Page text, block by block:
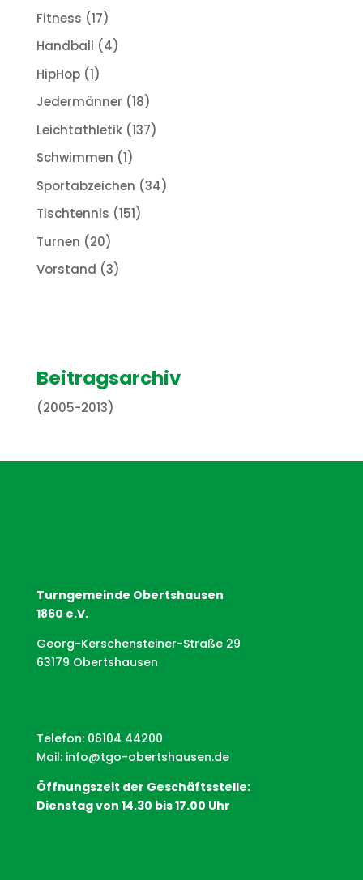
Fitness (17)
Handball (4)
HipHop(1)
Jedermänner (18)
Leichtathletik(137)
Schwimmen (1)
Sportabzeichen (34)
Tischtennis (151)
Turnen (20)
Vorstand (3)
Beitragsarchiv
(2005-2013)
Turngemeinde Obertshausen
1860 e.V.
Georg-Kerschensteiner-Straße 29
63179 Obertshausen
Telefon: 06104 44200
Mail: info@tgo-obertshausen.de
Öffnungszeit der Geschäftsstelle:
Dienstag von 14.30 bis 17.00 Uhr